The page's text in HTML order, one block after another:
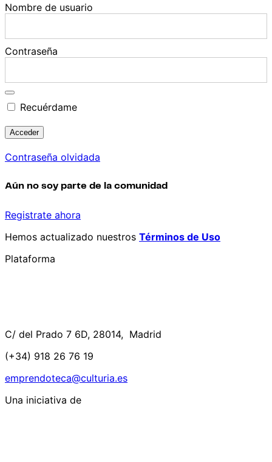
Nombre de usuario
Contraseña
Recuérdame
Contraseña olvidada
Aún no soy parte de la comunidad
Registrate ahora
Hemos actualizado nuestros Términos de Uso
Plataforma
C/ del Prado 7 6D, 28014, Madrid
(+34) 918 26 76 19
emprendoteca@culturia.es
Una iniciativa de